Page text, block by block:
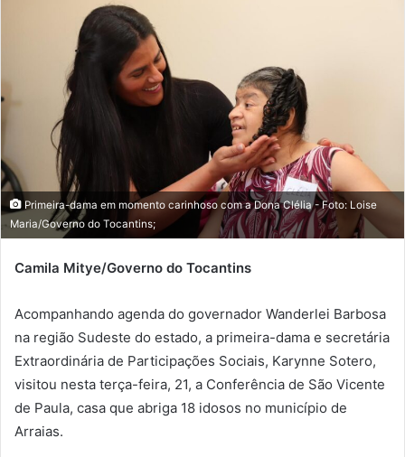
Primeira-dama em momento carinhoso com a Dona Clélia - Foto: Loise
Maria/Governo do Tocantins;
Camila Mitye/Governo do Tocantins
Acompanhando agenda do governador Wanderlei Barbosa
na região Sudeste do estado, a primeira-dama e secretária
Extraordinária de Participações Sociais, Karynne Sotero,
visitou nesta terça-feira, 21, a Conferência de São Vicente
de Paula, casa que abriga 18 idosos no município de
Arraias.